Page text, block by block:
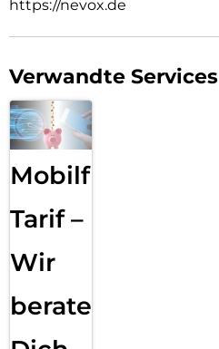
https://nevox.de
Verwandte Services
Mobilfunk
Tarif –
Wir
beraten